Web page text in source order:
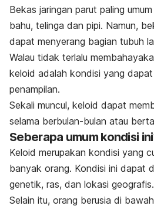
Bekas jaringan parut paling
bahu, telinga dan pipi. Namun,
dapat menyerang bagian tubuh
Walau tidak terlalu
keloid adalah kondisi yang dapat
penampilan.
Sekali muncul, keloid dapat
selama berbulan-bulan atau
Seberapa umum kondisi
Keloid merupakan kondisi yang
banyak orang. Kondisi ini dapat
genetik, ras, dan lokasi geografis.
Selain itu, orang berusia di